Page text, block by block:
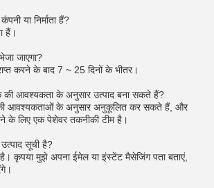
या निर्माता हैं?
हैं।
जाएगा?
करने के बाद 7 ~ 25 दिनों के भीतर।
की आवश्यकता के अनुसार उत्पाद बना सकते हैं?
की आवश्यकताओं के अनुसार अनुकूलित कर सकते हैं, और
के लिए एक पेशेवर तकनीकी टीम है।
सूची है?
है। कृपया मुझे अपना ईमेल या इंस्टेंट मैसेजिंग पता बताएं,